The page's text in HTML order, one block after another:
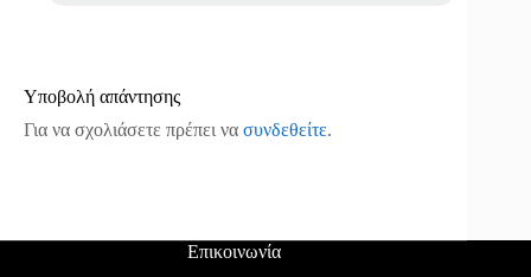
Υποβολή απάντησης
Για να σχολιάσετε πρέπει να συνδεθείτε.
Επικοινωνία